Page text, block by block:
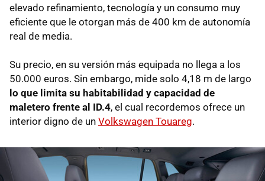
elevado refinamiento, tecnología y un consumo muy
eficiente que le otorgan más de 400 km de autonomía
real de media.
Su precio, en su versión más equipada no llega a los
50.000 euros. Sin embargo, mide solo 4,18 m de largo
lo que limita su habitabilidad y capacidad de
maletero frente al ID.4, el cual recordemos ofrece un
interior digno de un Volkswagen Touareg.